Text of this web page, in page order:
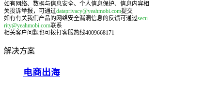
如有网络、数据与信息安全、个人信息保护、信息内容相
关投诉举报，可通过dataprivacy@yeahmobi.com提交
如有有关我们产品的网络安全漏洞信息的反馈可通过secu
rity@yeahmobi.com联系
相关客户问题也可拨打客服热线4009668171
解决方案
电商出海